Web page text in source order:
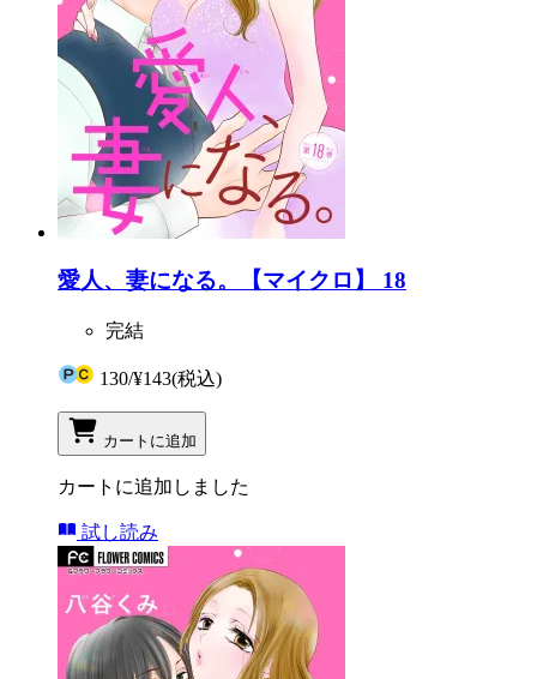
愛人、妻になる。【マイクロ】 18
完結
130/¥143(税込)
カートに追加
カートに追加しました
試し読み